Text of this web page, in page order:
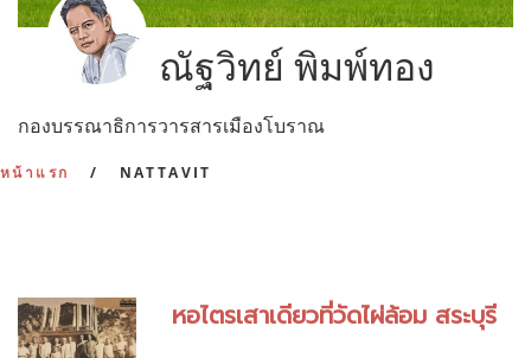
f
ณัฐวิทย์ พิมพ์ทอง
กองบรรณาธิการวารสารเมืองโบราณ
หน้าแรก NATTAVIT
หอไตรเสาเดียวที่วัดไผ่ล้อม สระบุรี